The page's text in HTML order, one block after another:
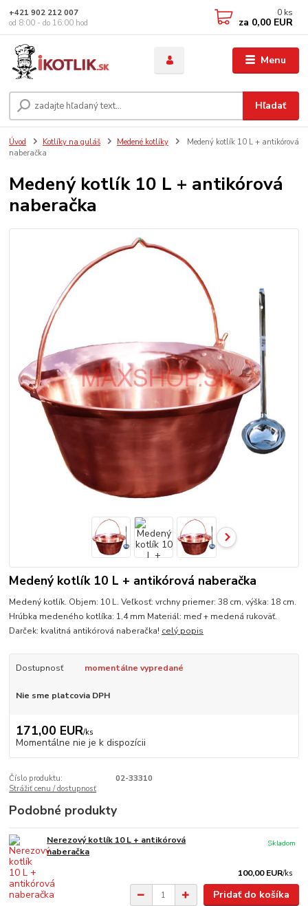
Menu
Hľadať
+421 902 212 007
od 8:00 - do 16:00 hod
0 ks
za 0,00 EUR
Úvod Kotlíky na guláš Medené kotlíky
Medený kotlík 10 L + antikórová
naberačka
Medený kotlík 10 L + antikórová
naberačka
Medený kotlík 10 L + antikórová naberačka
Medený kotlík. Objem: 10 L. Veľkosť: vrchny priemer: 38 cm, výška: 18 cm.
Hrúbka medeného kotlíka: 1,4 mm Materiál: meď + medená rukoväť.
Darček: kvalitná antikórová naberačka! celý popis
Dostupnosť momentálne vypredané
Nie sme platcovia DPH
171,00 EUR/ks
Momentálne nie je k dispozícii
Číslo produktu:
02-33310
Strážiť cenu / dostupnosť
Podobné produkty
Nerezový kotlík 10 L + antikórová
naberačka
100,00 EUR/ks
Skladom
Pridať do košíka